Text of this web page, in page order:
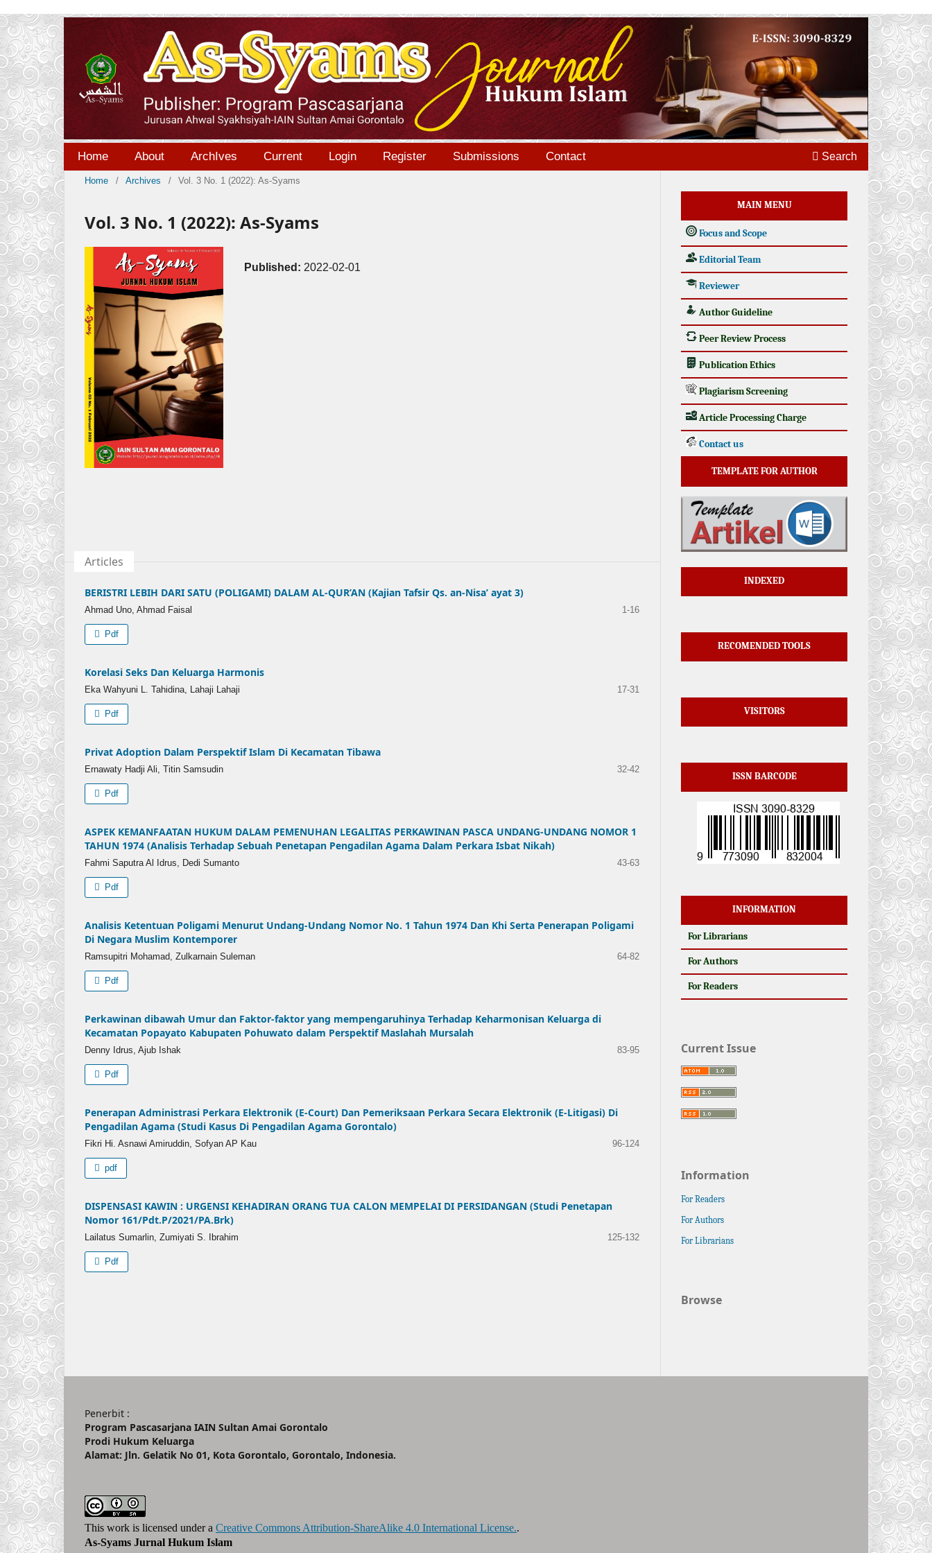
Home About ArchIves Current Login Register Submissions Contact Search
Home / Archives / Vol. 3 No. 1 (2022): As-Syams
Vol. 3 No. 1 (2022): As-Syams
Published: 2022-02-01
Articles
BERISTRI LEBIH DARI SATU (POLIGAMI) DALAM AL-QUR’AN (Kajian Tafsir Qs. an-Nisa’ ayat 3)
Ahmad Uno, Ahmad Faisal 1-16
Pdf
Korelasi Seks Dan Keluarga Harmonis
Eka Wahyuni L. Tahidina, Lahaji Lahaji 17-31
Pdf
Privat Adoption Dalam Perspektif Islam Di Kecamatan Tibawa
Ernawaty Hadji Ali, Titin Samsudin 32-42
Pdf
ASPEK KEMANFAATAN HUKUM DALAM PEMENUHAN LEGALITAS PERKAWINAN PASCA UNDANG-UNDANG NOMOR 1
TAHUN 1974 (Analisis Terhadap Sebuah Penetapan Pengadilan Agama Dalam Perkara Isbat Nikah)
Fahmi Saputra Al Idrus, Dedi Sumanto 43-63
Pdf
Analisis Ketentuan Poligami Menurut Undang-Undang Nomor No. 1 Tahun 1974 Dan Khi Serta Penerapan Poligami
Di Negara Muslim Kontemporer
Ramsupitri Mohamad, Zulkarnain Suleman 64-82
Pdf
Perkawinan dibawah Umur dan Faktor-faktor yang mempengaruhinya Terhadap Keharmonisan Keluarga di
Kecamatan Popayato Kabupaten Pohuwato dalam Perspektif Maslahah Mursalah
Denny Idrus, Ajub Ishak 83-95
Pdf
Penerapan Administrasi Perkara Elektronik (E-Court) Dan Pemeriksaan Perkara Secara Elektronik (E-Litigasi) Di
Pengadilan Agama (Studi Kasus Di Pengadilan Agama Gorontalo)
Fikri Hi. Asnawi Amiruddin, Sofyan AP Kau 96-124
pdf
DISPENSASI KAWIN : URGENSI KEHADIRAN ORANG TUA CALON MEMPELAI DI PERSIDANGAN (Studi Penetapan
Nomor 161/Pdt.P/2021/PA.Brk)
Lailatus Sumarlin, Zumiyati S. Ibrahim 125-132
Pdf
MAIN MENU
Focus and Scope
Editorial Team
Reviewer
Author Guideline
Peer Review Process
Publication Ethics
Plagiarism Screening
Article Processing Charge
Contact us
TEMPLATE FOR AUTHOR
INDEXED
RECOMENDED TOOLS
VISITORS
ISSN BARCODE
INFORMATION
For Librarians
For Authors
For Readers
Current Issue
Information
For Readers
For Authors
For Librarians
Browse
Penerbit :
Program Pascasarjana IAIN Sultan Amai Gorontalo
Prodi Hukum Keluarga
Alamat: Jln. Gelatik No 01, Kota Gorontalo, Gorontalo, Indonesia.
This work is licensed under a Creative Commons Attribution-ShareAlike 4.0 International License..
As-Syams Jurnal Hukum Islam